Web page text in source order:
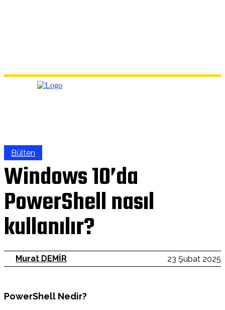
Bülten
Windows 10’da
PowerShell nasıl
kullanılır?
23 Şubat 2025
Murat DEMİR
PowerShell Nedir?